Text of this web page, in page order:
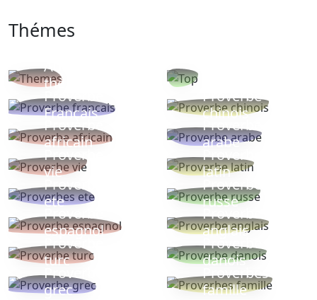
Thémes
Autres
thèmes
Proverbe
Français
Proverbe
chinois
Proverbe
africain
Proverbe
arabe
Proverbe
vie
Proverbe
latin
Proverbes
ete
Proverbe
russe
Proverbe
espagnol
Proverbe
anglais
Proverbe
turc
Proverbe
danois
Proverbe
grec
Proverbes
famille